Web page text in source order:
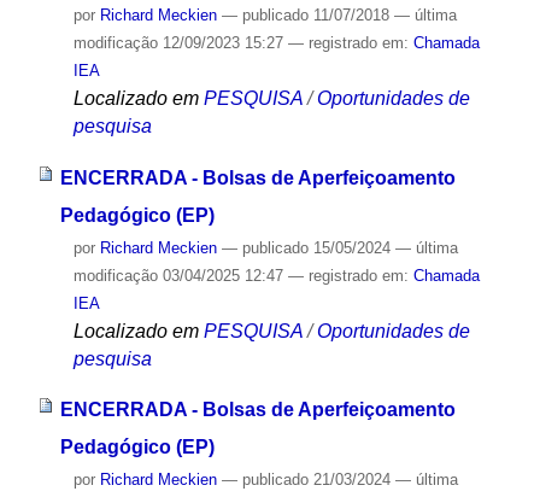
por Richard Meckien — publicado11/07/2018 — última
modificação12/09/2023 15:27 — registrado em: Chamada
IEA
Localizado em PESQUISA /Oportunidades de
pesquisa
ENCERRADA - Bolsas de Aperfeiçoamento
Pedagógico (EP)
por Richard Meckien — publicado15/05/2024 — última
modificação03/04/2025 12:47 — registrado em: Chamada
IEA
Localizado em PESQUISA /Oportunidades de
pesquisa
ENCERRADA - Bolsas de Aperfeiçoamento
Pedagógico (EP)
por Richard Meckien — publicado21/03/2024 — última